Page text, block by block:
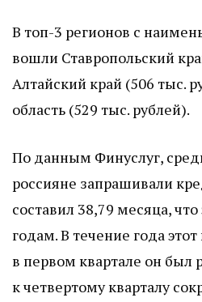
В топ-3 регионов с
вошли Ставропольский
Алтайский край (506 тыс.
область (529 тыс. рублей).
По данным Финуслуг,
россияне запрашивали
составил 38,79 месяца,
годам. В течение года
в первом квартале он был
к четвертому кварталу